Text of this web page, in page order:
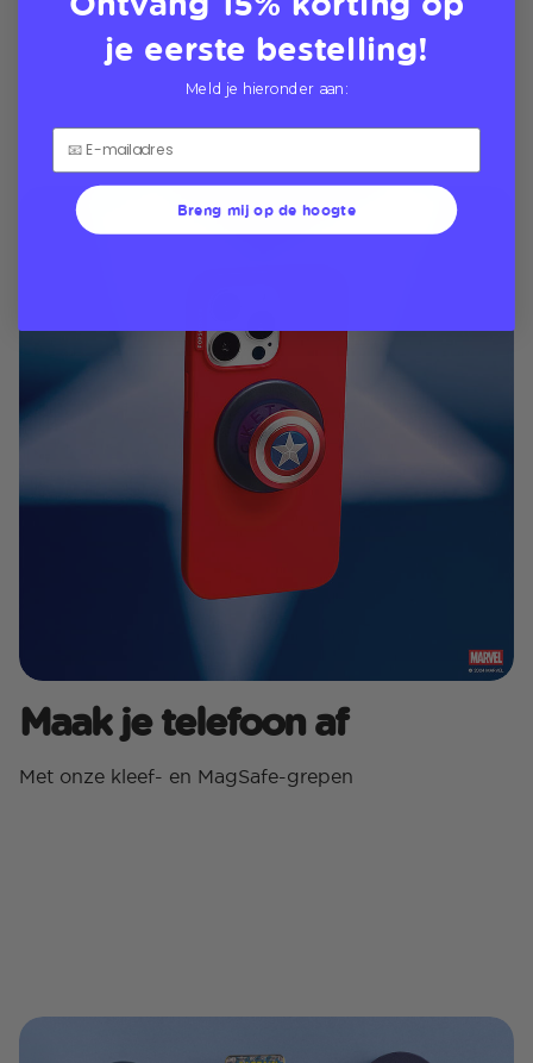
Maak je telefoon af
Met onze kleef- en MagSafe-grepen
je eerste bestelling!
Meld je hieronder aan:
Breng mij op de hoogte